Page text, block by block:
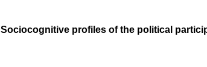
Sociocognitive profiles of the political